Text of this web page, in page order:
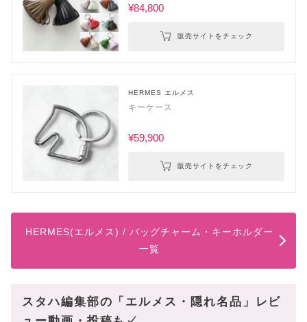
¥84,800
販売サイトをチェック
HERMES エルメス
キーケース
¥59,900
販売サイトをチェック
HERMES(エルメス) / バッグチャーム・キーホルダー
一覧
スタハ編集部の「エルメス・隠れ名品」レビ